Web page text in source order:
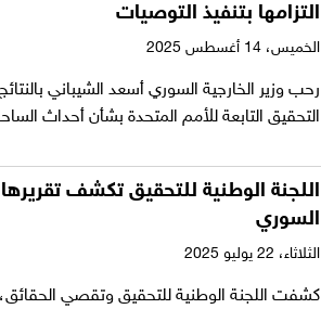
التزامها بتنفيذ التوصيات
الخميس،
رحب وزير الخارجية السوري أسعد الشيباني
التحقيق التابعة للأمم المتحدة بشأن أحداث
اللجنة الوطنية للتحقيق تكشف
السوري
الثلاثاء،
كشفت اللجنة الوطنية للتحقيق وتقصي الحقائق،